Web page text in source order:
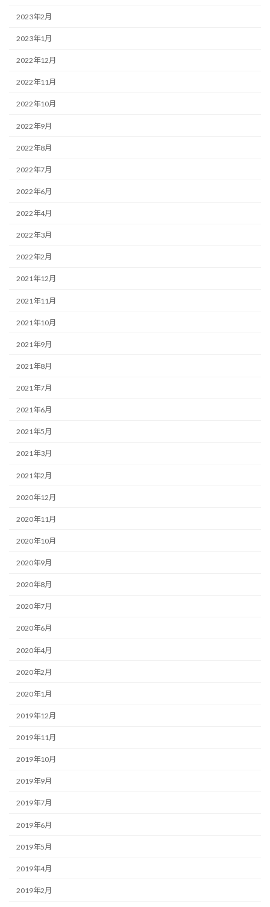
2023年2月
2023年1月
2022年12月
2022年11月
2022年10月
2022年9月
2022年8月
2022年7月
2022年6月
2022年4月
2022年3月
2022年2月
2021年12月
2021年11月
2021年10月
2021年9月
2021年8月
2021年7月
2021年6月
2021年5月
2021年3月
2021年2月
2020年12月
2020年11月
2020年10月
2020年9月
2020年8月
2020年7月
2020年6月
2020年4月
2020年2月
2020年1月
2019年12月
2019年11月
2019年10月
2019年9月
2019年7月
2019年6月
2019年5月
2019年4月
2019年2月